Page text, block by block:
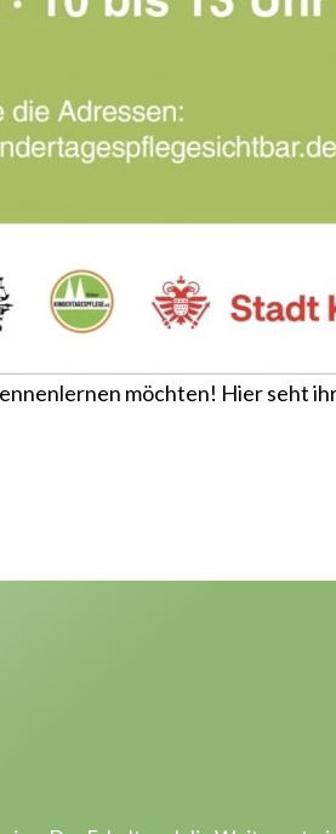
möchten! Hier seht